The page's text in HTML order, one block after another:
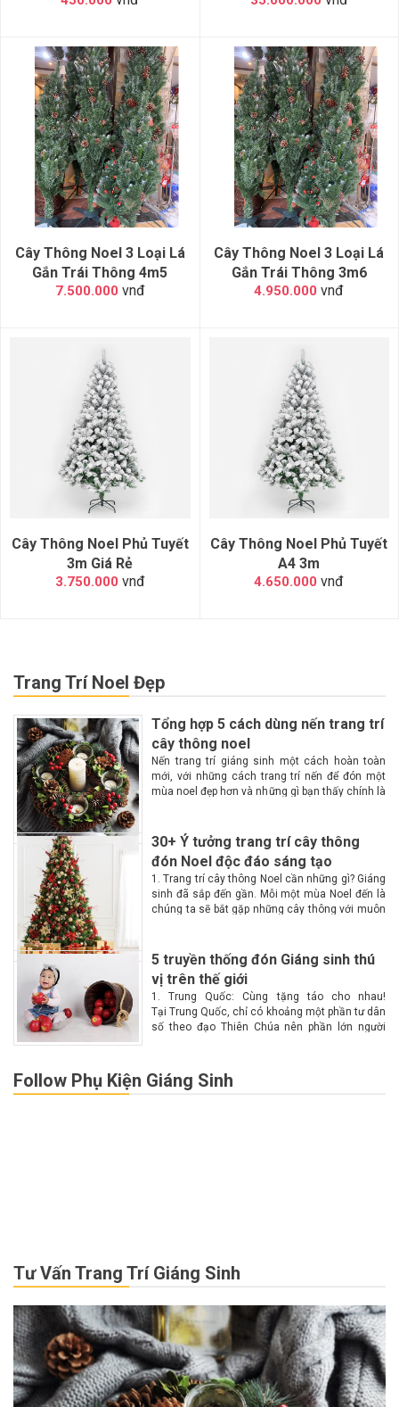
Cây Thông Noel 3 Loại Lá
Gắn Trái Thông 4m5
7.500.000 vnđ
Cây Thông Noel 3 Loại Lá
Gắn Trái Thông 3m6
4.950.000 vnđ
Cây Thông Noel Phủ Tuyết
3m Giá Rẻ
3.750.000 vnđ
Cây Thông Noel Phủ Tuyết
A4 3m
4.650.000 vnđ
Trang Trí Noel Đẹp
Tổng hợp 5 cách dùng nến trang trí
cây thông noel
Nến trang trí giáng sinh một cách hoàn toàn
mới, với những cách trang trí nến để đón một
mùa noel đẹp hơn và những gì bạn thấy chính là
30+ Ý tưởng trang trí cây thông
đón Noel độc đáo sáng tạo
1. Trang trí cây thông Noel cần những gì? Giáng
sinh đã sắp đến gần. Mỗi một mùa Noel đến là
chúng ta sẽ bắt gặp những cây thông với muôn
5 truyền thống đón Giáng sinh thú
vị trên thế giới
1. Trung Quốc: Cùng tặng táo cho nhau!
Tại Trung Quốc, chỉ có khoảng một phần tư dân
số theo đạo Thiên Chúa nên phần lớn người
Follow Phụ Kiện Giáng Sinh
Tư Vấn Trang Trí Giáng Sinh